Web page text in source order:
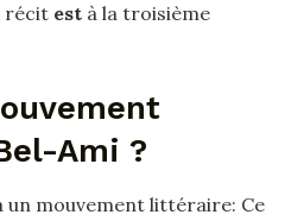
récit est à la troisième
Ami ?
un mouvement littéraire: Ce